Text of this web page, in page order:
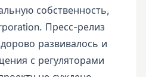
собственность,
Пресс-релиз
развивалось и
с регуляторами